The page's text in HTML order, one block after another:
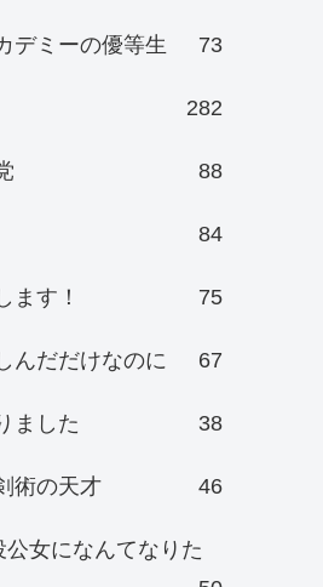
デミーの優等生 73
282
88
84
す！ 75
んだだけなのに 67
ました 38
術の天才 46
女になんてなりた